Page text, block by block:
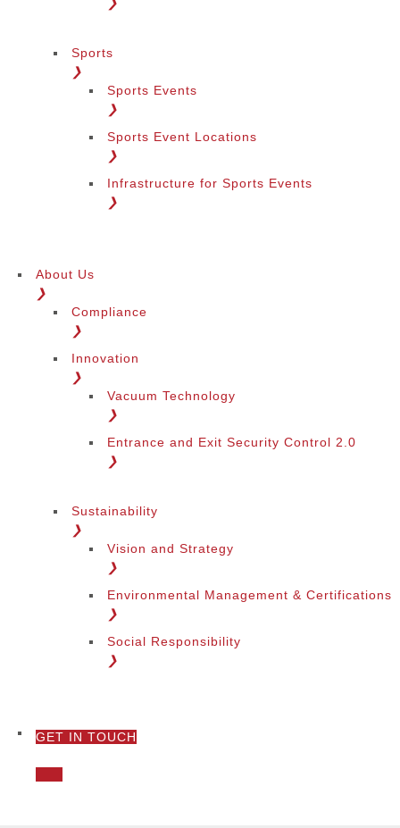
Sports
❯
Sports Events
❯
Sports Event Locations
❯
Infrastructure for Sports Events
❯
About Us
❯
Compliance
❯
Innovation
❯
Vacuum Technology
❯
Entrance and Exit Security Control 2.0
❯
Sustainability
❯
Vision and Strategy
❯
Environmental Management & Certifications
❯
Social Responsibility
❯
GET IN TOUCH